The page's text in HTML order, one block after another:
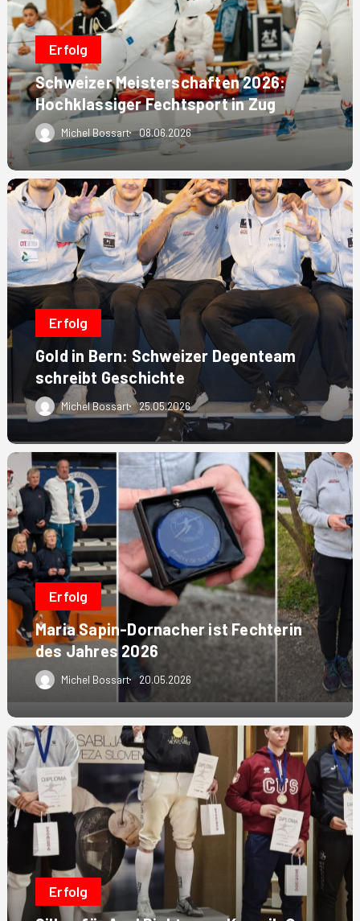
in
Zug
Erfolg
Schweizer Meisterschaften 2026:
Hochklassiger Fechtsport in Zug
Michel Bossart 08.06.2026
Gold
Bern:
Schweizer
Degenteam
schreibt
Geschichte
Erfolg
Gold in Bern: Schweizer Degenteam
schreibt Geschichte
Michel Bossart 25.05.2026
Maria
Sapin-
Dornacher
ist
Fechterin
des
Jahres
2026
Erfolg
Maria Sapin-Dornacher ist Fechterin
des Jahres 2026
Michel Bossart 20.05.2026
Silber
für
Axel
Richter
am
Kamnik
Open
Erfolg